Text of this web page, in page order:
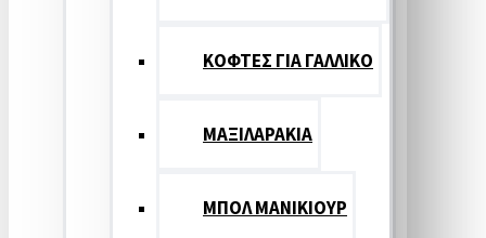
ΚΟΦΤΕΣ ΓΙΑ ΓΑΛΛΙΚΟ
ΜΑΞΙΛΑΡΑΚΙΑ
ΜΠΟΛ ΜΑΝΙΚΙΟΥΡ